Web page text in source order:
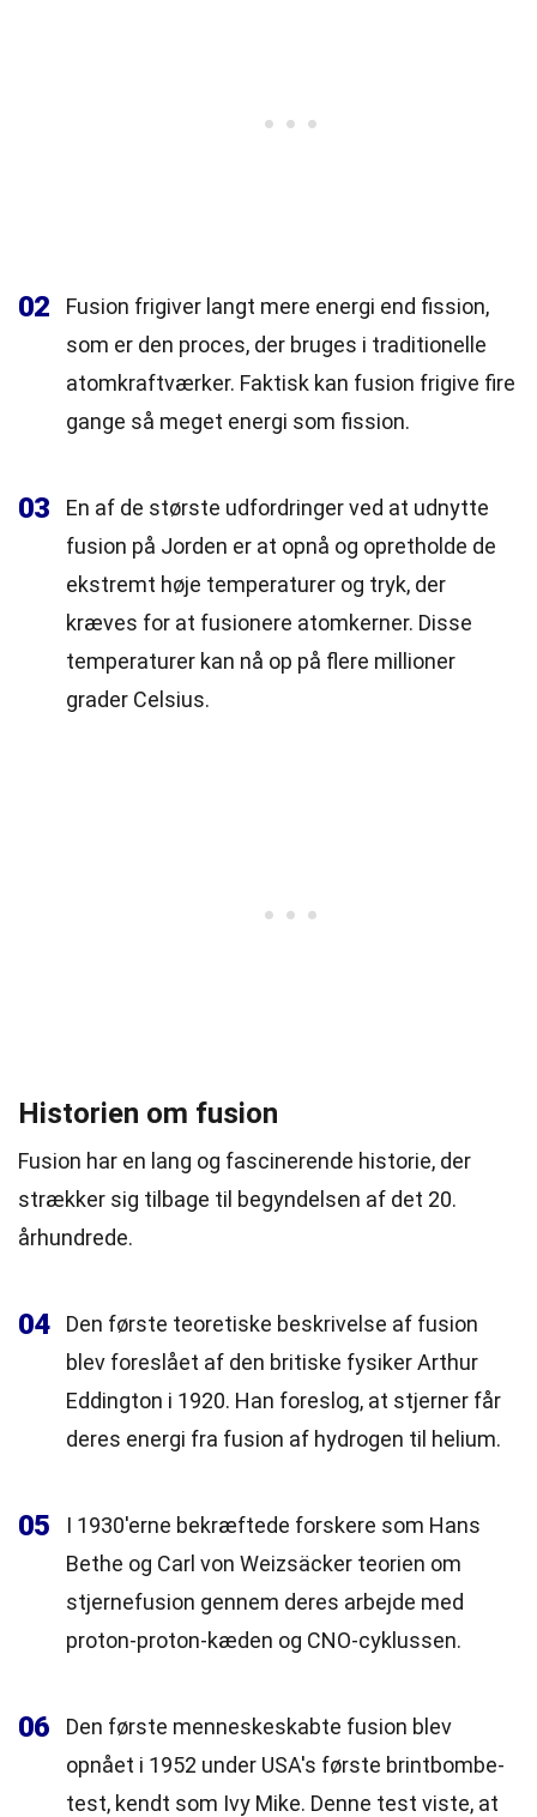
02
Fusion frigiver langt mere energi end fission,
som er den proces, der bruges i traditionelle
atomkraftværker. Faktisk kan fusion frigive fire
gange så meget energi som fission.
03
En af de største udfordringer ved at udnytte
fusion på Jorden er at opnå og opretholde de
ekstremt høje temperaturer og tryk, der
kræves for at fusionere atomkerner. Disse
temperaturer kan nå op på flere millioner
grader Celsius.
Historien om fusion
Fusion har en lang og fascinerende historie, der
strækker sig tilbage til begyndelsen af det 20.
århundrede.
04
Den første teoretiske beskrivelse af fusion
blev foreslået af den britiske fysiker Arthur
Eddington i 1920. Han foreslog, at stjerner får
deres energi fra fusion af hydrogen til helium.
05
I 1930'erne bekræftede forskere som Hans
Bethe og Carl von Weizsäcker teorien om
stjernefusion gennem deres arbejde med
proton-proton-kæden og CNO-cyklussen.
06
Den første menneskeskabte fusion blev
opnået i 1952 under USA's første brintbombe-
test, kendt som Ivy Mike. Denne test viste, at